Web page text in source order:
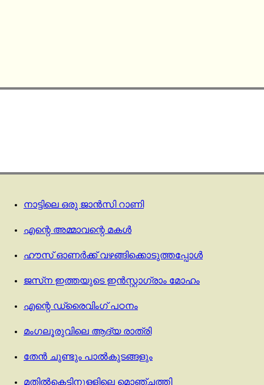
നാട്ടിലെ ഒരു ജാൻസി റാണി
എന്റെ അമ്മാവന്റെ മകൾ
ഹൗസ് ഓണർക്ക് വഴങ്ങിക്കൊടുത്തപ്പോൾ
ജസ്‌ന ഇത്തയുടെ ഇൻസ്റ്റാഗ്രാം മോഹം
എന്റെ ഡ്രൈവിംഗ് പഠനം
മംഗലൂരുവിലെ ആദ്യ രാത്രി
തേൻ ചുണ്ടും പാൽകുടങ്ങളും
മതില്‍കെട്ടിനുള്ളിലെ മൊഞ്ചത്തി